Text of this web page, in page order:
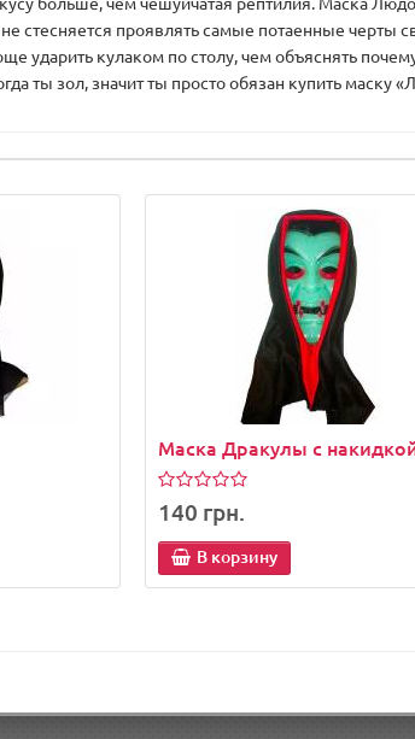
проявлять самые потаенные черты
кулаком по столу, чем объяснять
ты зол, значит ты просто обязан купить маску
Маска Дракулы с
140 грн.
В корзину